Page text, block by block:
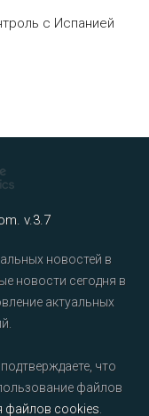
с Испанией
v.3.7
новостей в
новости сегодня в
актуальных
что
файлов
файлов cookies